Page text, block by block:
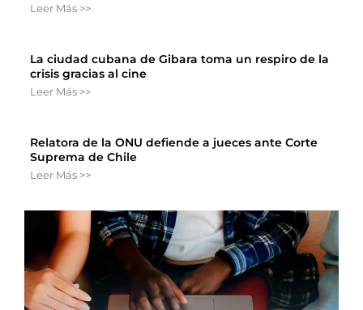
Leer Más >>
La ciudad cubana de Gibara toma un respiro de la
crisis gracias al cine
Leer Más >>
Relatora de la ONU defiende a jueces ante Corte
Suprema de Chile
Leer Más >>